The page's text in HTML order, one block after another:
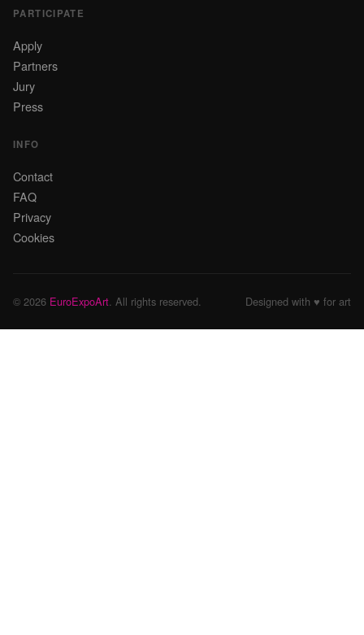
PARTICIPATE
Apply
Partners
Jury
Press
INFO
Contact
FAQ
Privacy
Cookies
© 2026 EuroExpoArt. All rights reserved. Designed with ♥ for art